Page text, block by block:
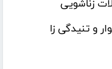
زناشویی
و تنیدگی زا